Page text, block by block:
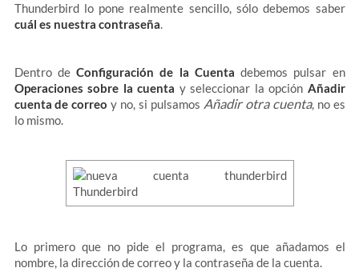
Thunderbird lo pone realmente sencillo, sólo debemos saber
cuál es nuestra contraseña.
Dentro de Configuración de la Cuenta debemos pulsar en
Operaciones sobre la cuenta y seleccionar la opción Añadir
cuenta de correo y no, si pulsamos Añadir otra cuenta, no es
lo mismo.
Lo primero que no pide el programa, es que añadamos el
nombre, la dirección de correo y la contraseña de la cuenta.